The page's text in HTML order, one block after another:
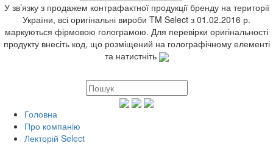
У зв’язку з продажем контрафактної продукції бренду на території
України, всі оригінальні вироби TM Select з 01.02.2016 р.
маркуються фірмовою голограмою. Для перевірки оригінальності
продукту внесіть код, що розміщений на голографічному елементі
та натистніть
Головна
Про компанiю
Лекторій Select